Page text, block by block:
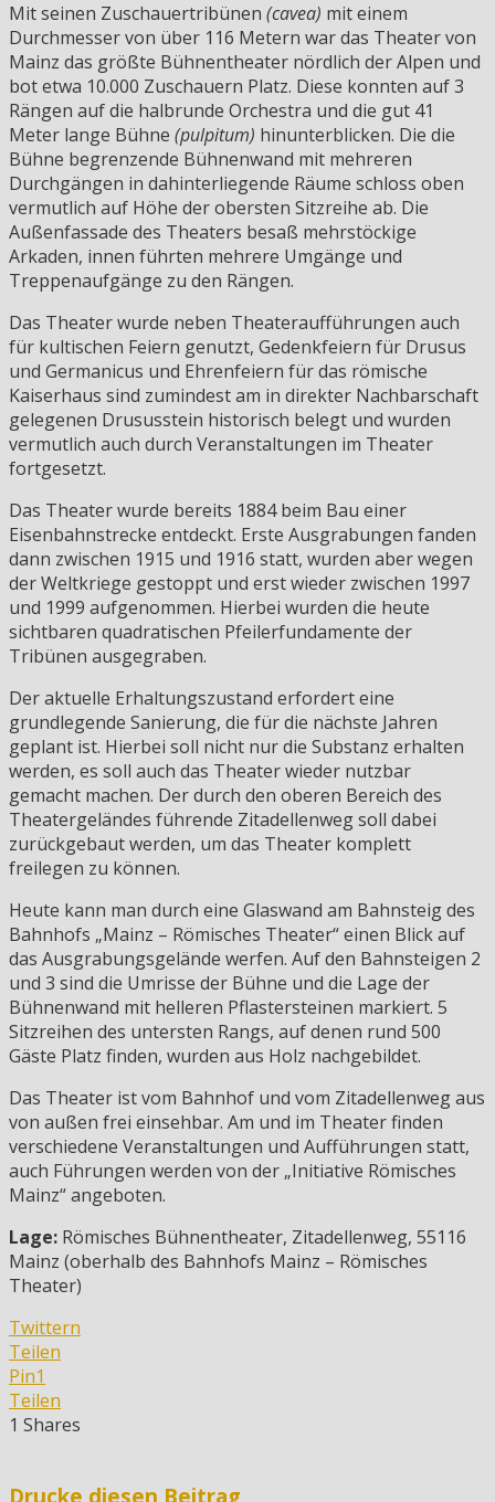
Mit seinen Zuschauertribünen (cavea) mit einem
Durchmesser von über 116 Metern war das Theater von
Mainz das größte Bühnentheater nördlich der Alpen und
bot etwa 10.000 Zuschauern Platz. Diese konnten auf 3
Rängen auf die halbrunde Orchestra und die gut 41
Meter lange Bühne (pulpitum) hinunterblicken. Die die
Bühne begrenzende Bühnenwand mit mehreren
Durchgängen in dahinterliegende Räume schloss oben
vermutlich auf Höhe der obersten Sitzreihe ab. Die
Außenfassade des Theaters besaß mehrstöckige
Arkaden, innen führten mehrere Umgänge und
Treppenaufgänge zu den Rängen.
Das Theater wurde neben Theateraufführungen auch
für kultischen Feiern genutzt, Gedenkfeiern für Drusus
und Germanicus und Ehrenfeiern für das römische
Kaiserhaus sind zumindest am in direkter Nachbarschaft
gelegenen Drususstein historisch belegt und wurden
vermutlich auch durch Veranstaltungen im Theater
fortgesetzt.
Das Theater wurde bereits 1884 beim Bau einer
Eisenbahnstrecke entdeckt. Erste Ausgrabungen fanden
dann zwischen 1915 und 1916 statt, wurden aber wegen
der Weltkriege gestoppt und erst wieder zwischen 1997
und 1999 aufgenommen. Hierbei wurden die heute
sichtbaren quadratischen Pfeilerfundamente der
Tribünen ausgegraben.
Der aktuelle Erhaltungszustand erfordert eine
grundlegende Sanierung, die für die nächste Jahren
geplant ist. Hierbei soll nicht nur die Substanz erhalten
werden, es soll auch das Theater wieder nutzbar
gemacht machen. Der durch den oberen Bereich des
Theatergeländes führende Zitadellenweg soll dabei
zurückgebaut werden, um das Theater komplett
freilegen zu können.
Heute kann man durch eine Glaswand am Bahnsteig des
Bahnhofs „Mainz – Römisches Theater“ einen Blick auf
das Ausgrabungsgelände werfen. Auf den Bahnsteigen 2
und 3 sind die Umrisse der Bühne und die Lage der
Bühnenwand mit helleren Pflastersteinen markiert. 5
Sitzreihen des untersten Rangs, auf denen rund 500
Gäste Platz finden, wurden aus Holz nachgebildet.
Das Theater ist vom Bahnhof und vom Zitadellenweg aus
von außen frei einsehbar. Am und im Theater finden
verschiedene Veranstaltungen und Aufführungen statt,
auch Führungen werden von der „Initiative Römisches
Mainz“ angeboten.
Lage: Römisches Bühnentheater, Zitadellenweg, 55116
Mainz (oberhalb des Bahnhofs Mainz – Römisches
Theater)
Twittern
Teilen
Pin1
Teilen
1 Shares
Drucke diesen Beitrag